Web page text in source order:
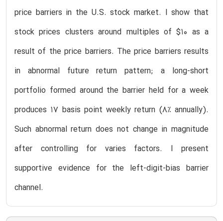
price barriers in the U.S. stock market. I show that
stock prices clusters around multiples of $10 as a
result of the price barriers. The price barriers results
in abnormal future return pattern; a long-short
portfolio formed around the barrier held for a week
produces 17 basis point weekly return (8% annually).
Such abnormal return does not change in magnitude
after controlling for varies factors. I present
supportive evidence for the left-digit-bias barrier
channel.